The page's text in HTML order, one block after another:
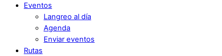
Eventos
Langreo al día
Agenda
Enviar eventos
Rutas